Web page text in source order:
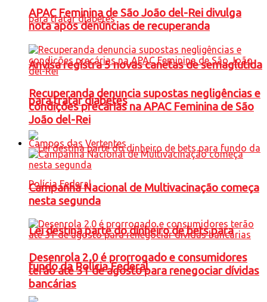
Anvisa registra 5 novas canetas de semaglutida
para tratar diabetes
Lei destina parte do dinheiro de bets para
fundo da Polícia Federal
APAC Feminina de São João del-Rei divulga
nota após denúncias de recuperanda
Recuperanda denuncia supostas negligências e
condições precárias na APAC Feminina de São
João del-Rei
Campos das Vertentes
Campanha Nacional de Multivacinação começa
nesta segunda
Desenrola 2.0 é prorrogado e consumidores
terão até 31 de agosto para renegociar dívidas
bancárias